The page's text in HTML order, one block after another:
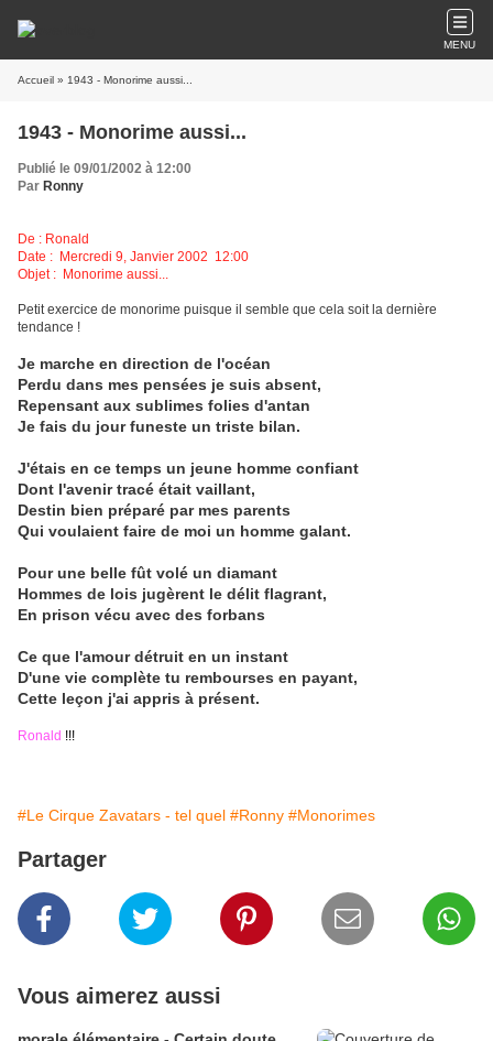
MENU
Accueil » 1943 - Monorime aussi...
1943 - Monorime aussi...
Publié le 09/01/2002 à 12:00
Par Ronny
De : Ronald
Date : Mercredi 9, Janvier 2002 12:00
Objet : Monorime aussi...
Petit exercice de monorime puisque il semble que cela soit la dernière
tendance !
Je marche en direction de l'océan
Perdu dans mes pensées je suis absent,
Repensant aux sublimes folies d'antan
Je fais du jour funeste un triste bilan.
J'étais en ce temps un jeune homme confiant
Dont l'avenir tracé était vaillant,
Destin bien préparé par mes parents
Qui voulaient faire de moi un homme galant.
Pour une belle fût volé un diamant
Hommes de lois jugèrent le délit flagrant,
En prison vécu avec des forbans
Ce que l'amour détruit en un instant
D'une vie complète tu rembourses en payant,
Cette leçon j'ai appris à présent.
Ronald !!!
#Le Cirque Zavatars - tel quel #Ronny #Monorimes
Partager
Vous aimerez aussi